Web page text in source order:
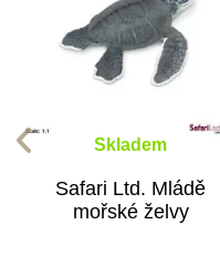
Skladem
Safari Ltd. Mládě
mořské želvy